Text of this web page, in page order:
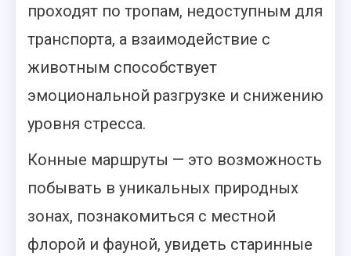
проходят по тропам, недоступным для
транспорта, а взаимодействие с
животным способствует
эмоциональной разгрузке и снижению
уровня стресса.
Конные маршруты — это возможность
побывать в уникальных природных
зонах, познакомиться с местной
флорой и фауной, увидеть старинные